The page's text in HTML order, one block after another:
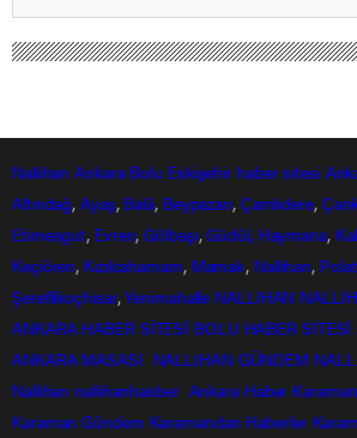
Nallıhan Ankara Bolu Eskişehir haber sitesi
Altındağ,Ayaş, Balâ, Beypazarı, Çamlıdere,
Etimesgut, Evren,Gölbaşı,Güdül, Haymana,
Keçiören, Kızılcahamam, Mamak, Nallıhan,
Şereflikoçhisar,Yenimahalle NALLIHAN
ANKARA HABER SİTESİ BOLU HABER SİTESİ
ANKARA MASASI NALLIHAN GÜNDEM
Nallihan nallihanhasber Ankara Haber
Karaman Gündem Karamandan Haberler